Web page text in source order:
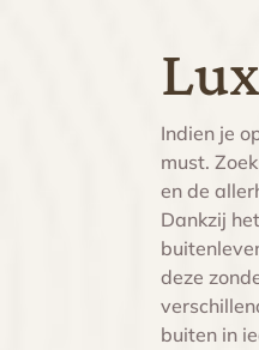
Indien je
must.
en de
Dankzij
deze
buiten in